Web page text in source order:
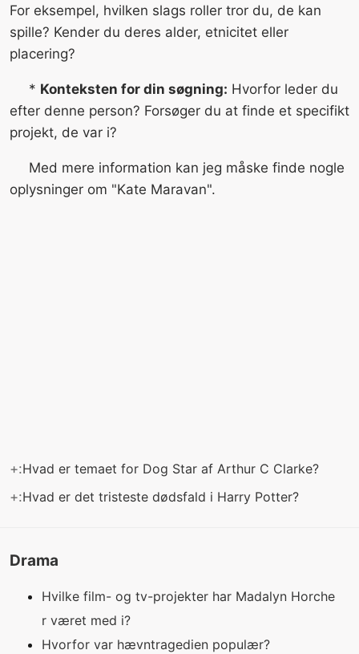
For eksempel, hvilken slags roller tror du, de kan
spille? Kender du deres alder, etnicitet eller
placering?
* Konteksten for din søgning: Hvorfor leder du
efter denne person? Forsøger du at finde et specifikt
projekt, de var i?
Med mere information kan jeg måske finde nogle
oplysninger om "Kate Maravan".
+:Hvad er temaet for Dog Star af Arthur C Clarke?
+:Hvad er det tristeste dødsfald i Harry Potter?
Drama
Hvilke film- og tv-projekter har Madalyn Horche
r været med i?
Hvorfor var hævntragedien populær?